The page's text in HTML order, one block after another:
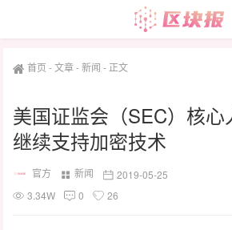
首页 -文章-新闻 - 正文
美国证监会（SEC）核
继续支持加密技术
官方 新闻
2019-05-25
3.34W
0 26